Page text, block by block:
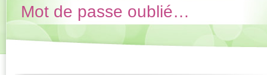
Mot de passe oublié…